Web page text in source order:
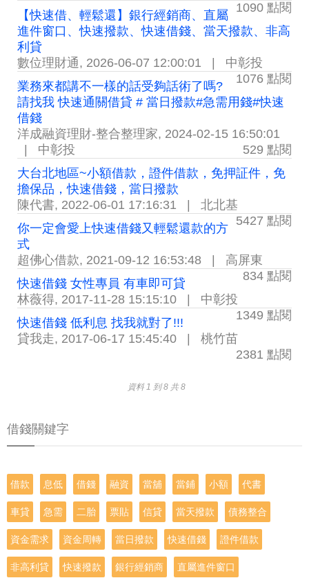
1090 點閱
【快速借、輕鬆還】銀行經銷商、直屬
進件窗口、快速撥款、快速借錢、當天撥款、非高
利貸
數位理財通, 2026-06-07 12:00:01
中彰投
1076 點閱
業務來都講不一樣的話受夠話術了嗎?
請找我 快速通關借貸 # 當日撥款#急需用錢#快速
借錢
洋成融資理財-整合整理家, 2024-02-15 16:50:01
中彰投
529 點閱
大台北地區~小額借款，證件借款，免押証件，免
擔保品，快速借錢，當日撥款
陳代書, 2022-06-01 17:16:31
北北基
5427 點閱
你一定會愛上快速借錢又輕鬆還款的方
式
超佛心借款, 2021-09-12 16:53:48
高屏東
834 點閱
快速借錢 女性專員 有車即可貸
林薇得, 2017-11-28 15:15:10
中彰投
1349 點閱
快速借錢 低利息 找我就對了!!!
貸我走, 2017-06-17 15:45:40
桃竹苗
2381 點閱
資料 1 到 8 共 8
借錢關鍵字
借款 息低 借錢 融資 當舖 當鋪 小額 代書
車貸 急需 二胎 票貼 信貸 當天撥款 債務整合
資金需求 資金周轉 當日撥款 快速借錢 證件借款
非高利貸 快速撥款 銀行經銷商 直屬進件窗口